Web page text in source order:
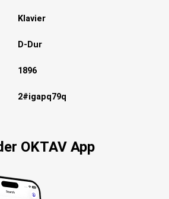
Klavier
D-Dur
1896
2#igapq79q
OKTAV App